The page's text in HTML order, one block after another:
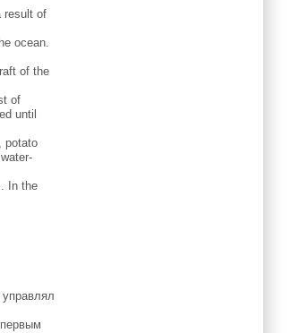
result of
ocean.
of the
of
until
potato
In the